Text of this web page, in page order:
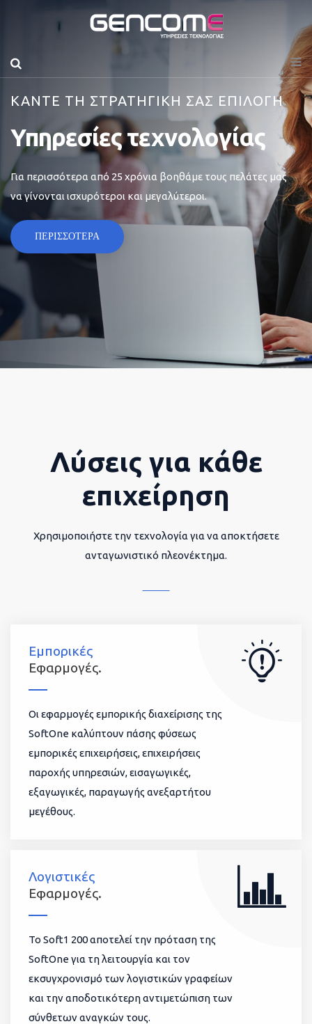
ΚΑΝΤΕ ΤΗ ΣΤΡΑΤΗΓΙΚΗ ΣΑΣ ΕΠΙΛΟΓΗ
Υπηρεσίες τεχνολογίας
Για περισσότερα από 25 χρόνια βοηθάμε τους πελάτες μας
να γίνονται ισχυρότεροι και μεγαλύτεροι.
ΠΕΡΙΣΣΟΤΕΡΑ
Λύσεις για κάθε
επιχείρηση
Χρησιμοποιήστε την τεχνολογία για να αποκτήσετε
ανταγωνιστικό πλεονέκτημα.
Εμπορικές
Εφαρμογές.
Οι εφαρμογές εμπορικής διαχείρισης της
SoftOne καλύπτουν πάσης φύσεως
εμπορικές επιχειρήσεις, επιχειρήσεις
παροχής υπηρεσιών, εισαγωγικές,
εξαγωγικές, παραγωγής ανεξαρτήτου
μεγέθους.
Λογιστικές
Εφαρμογές.
To Soft1 200 αποτελεί την πρόταση της
SoftOne για τη λειτουργία και τον
εκσυγχρονισμό των λογιστικών γραφείων
και την αποδοτικότερη αντιμετώπιση των
σύνθετων αναγκών τους.